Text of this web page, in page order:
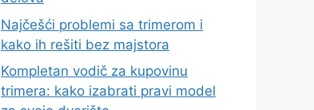
Najčešći problemi sa trimerom i
kako ih rešiti bez majstora
Kompletan vodič za kupovinu
trimera: kako izabrati pravi model